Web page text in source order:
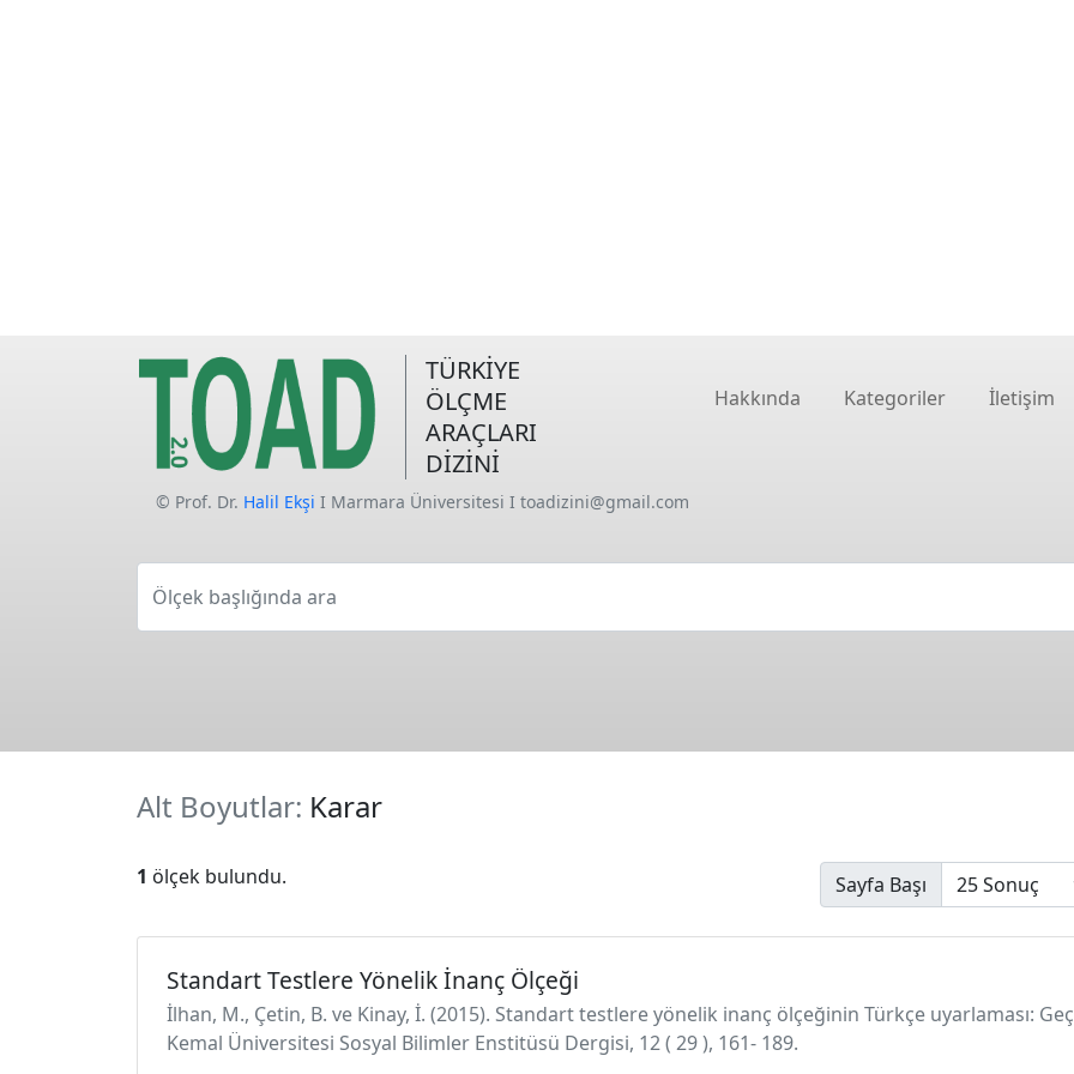
TÜRKİYE
ÖLÇME
ARAÇLARI
DİZİNİ
Hakkında Kategoriler İletişim
© Prof. Dr. Halil Ekşi I Marmara Üniversitesi I toadizini@gmail.com
Ölçek başlığında ara
Alt Boyutlar: Karar
1 ölçek bulundu. Sayfa Başı
Standart Testlere Yönelik İnanç Ölçeği
İlhan, M., Çetin, B. ve Kinay, İ. (2015). Standart testlere yönelik inanç ölçeğinin Türkçe uyarlaması:
Kemal Üniversitesi Sosyal Bilimler Enstitüsü Dergisi, 12 ( 29 ), 161- 189.